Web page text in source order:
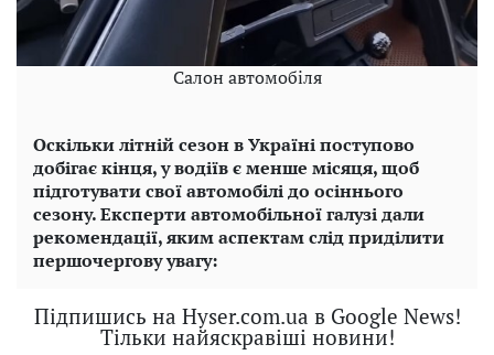
Салон автомобіля
Оскільки літній сезон в Україні поступово
добігає кінця, у водіїв є менше місяця, щоб
підготувати свої автомобілі до осіннього
сезону. Експерти автомобільної галузі дали
рекомендації, яким аспектам слід приділити
першочергову увагу:
Підпишись на Hyser.com.ua в Google News!
Тільки найяскравіші новини!